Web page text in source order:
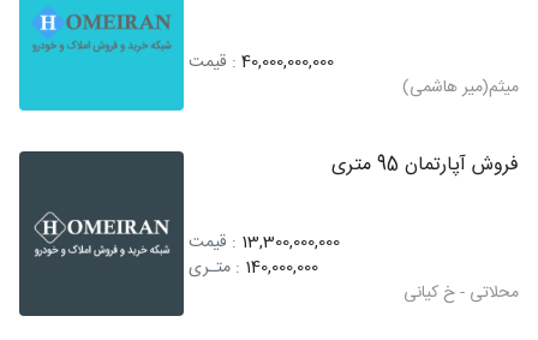
40,000,000,000 : قیمت
میثم(میر هاشمی)
فروش آپارتمان 95 متری
13,300,000,000 : قیمت
140,000,000 : متـری
محلاتی - خ کیانی